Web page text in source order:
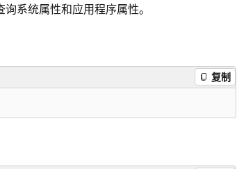
系统属性和应用程序属性。
复制